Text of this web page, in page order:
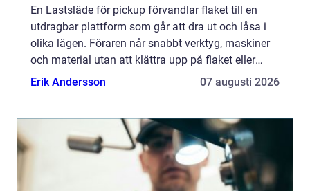
En Lastsläde för pickup förvandlar flaket till en
utdragbar plattform som går att dra ut och låsa i
olika lägen. Föraren når snabbt verktyg, maskiner
och material utan att klättra upp på flaket eller
göra tunga, vridna lyft. Resultatet blir snabbare ...
Erik Andersson 07 augusti 2026